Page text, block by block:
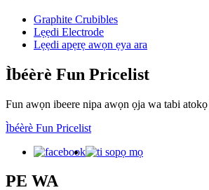
Graphite Crubibles
Lẹẹdi Electrode
Lẹẹdi apẹrẹ awọn ẹya ara
Ìbéèrè Fun Pricelist
Fun awọn ibeere nipa awọn ọja wa tabi
Ìbéèrè Fun Pricelist
PE WA